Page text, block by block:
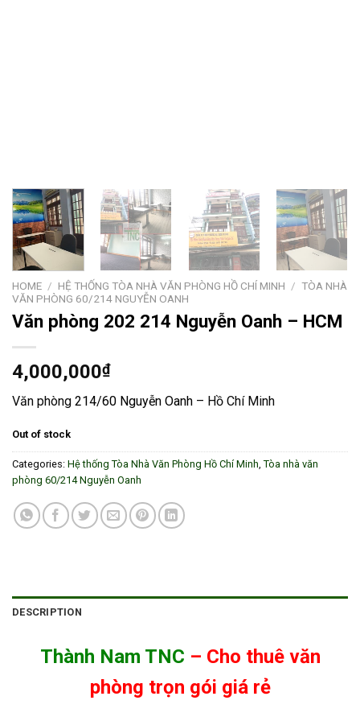
HOME / HỆ THỐNG TÒA NHÀ VĂN PHÒNG HỒ CHÍ MINH / TÒA NHÀ
VĂN PHÒNG 60/214 NGUYỄN OANH
Văn phòng 202 214 Nguyễn Oanh – HCM
4,000,000₫
Văn phòng 214/60 Nguyễn Oanh – Hồ Chí Minh
Out of stock
Categories: Hệ thống Tòa Nhà Văn Phòng Hồ Chí Minh Tòa nhà văn
phòng 60/214 Nguyễn Oanh
DESCRIPTION
Thành Nam TNC – Cho thuê văn
phòng trọn gói giá rẻ